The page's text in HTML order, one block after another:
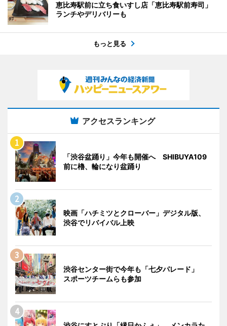
恵比寿駅前に立ち食いすし店「恵比寿駅前寿司」
ランチやデリバリーも
もっと見る
アクセスランキング
「渋谷盆踊り」今年も開催へ SHIBUYA109
前に櫓、輪になり盆踊り
映画「ハチミツとクローバー」デジタル版、
渋谷でリバイバル上映
渋谷センター街で今年も「七夕パレード」
スポーツチームらも参加